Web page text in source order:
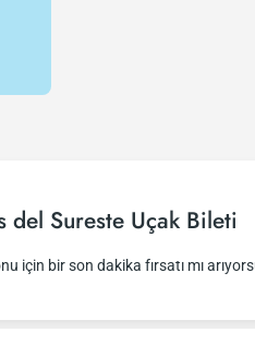
del Sureste Uçak Bileti
için bir son dakika fırsatı mı